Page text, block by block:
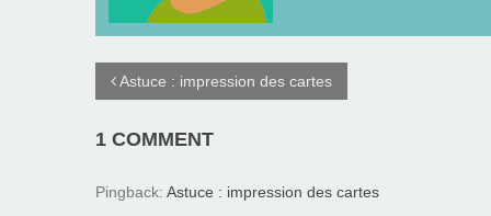
Astuce : impression des cartes
1 COMMENT
Pingback: Astuce : impression des cartes